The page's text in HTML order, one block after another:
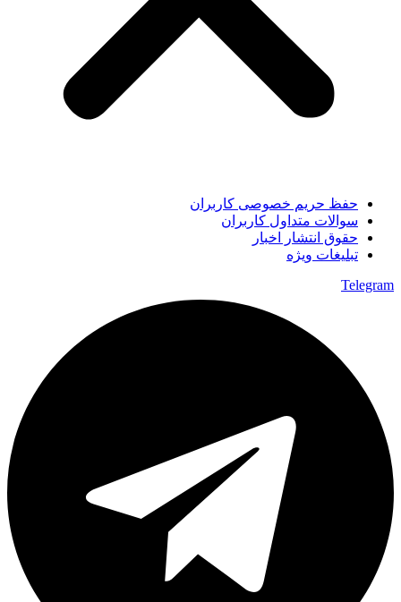
حفظ حریم خصوصی کاربران
سوالات متداول کاربران
حقوق انتشار اخبار
تبلیغات ویژه
Telegram